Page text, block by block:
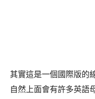
其實這是一個國際版的
自然上面會有許多英語